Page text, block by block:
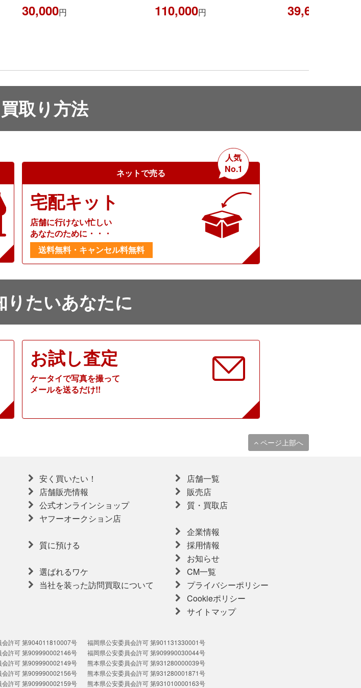
30,000円 110,000円 39,604円
取り方法
ネットで売る
人気
No.1
宅配キット
店舗に行けない忙しい
あなたのために・・・
送料無料・キャンセル料無料
りたいあなたに
お試し査定
ケータイで写真を撮って
メールを送るだけ!!
ページ上部へ
安く買いたい！
店舗販売情報
公式オンラインショップ
ヤフーオークション店
質に預ける
選ばれるワケ
当社を装った訪問買取について
店舗一覧
販売店
質・買取店
企業情報
採用情報
お知らせ
CM一覧
プライバシーポリシー
Cookieポリシー
サイトマップ
会許可 第904011810007号
会許可 第909990002146号
会許可 第909990002149号
会許可 第909990002156号
会許可 第909990002159号
福岡県公安委員会許可 第901131330001号
福岡県公安委員会許可 第909990030044号
熊本県公安委員会許可 第931280000039号
熊本県公安委員会許可 第931280001871号
熊本県公安委員会許可 第931010000163号